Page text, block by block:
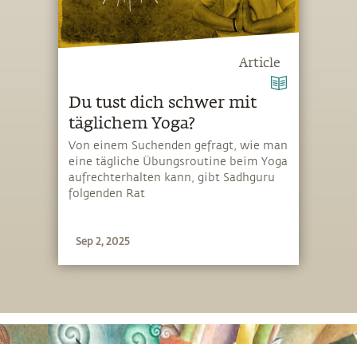
Article
Du tust dich schwer mit
täglichem Yoga?
Von einem Suchenden gefragt, wie man
eine tägliche Übungsroutine beim Yoga
aufrechterhalten kann, gibt Sadhguru
folgenden Rat
Sep 2, 2025